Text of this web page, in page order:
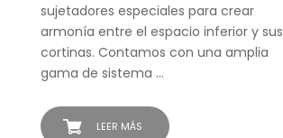
LEER MÁS
sujetadores especiales para crear
armonía entre el espacio inferior y sus
cortinas. Contamos con una amplia
gama de sistema …